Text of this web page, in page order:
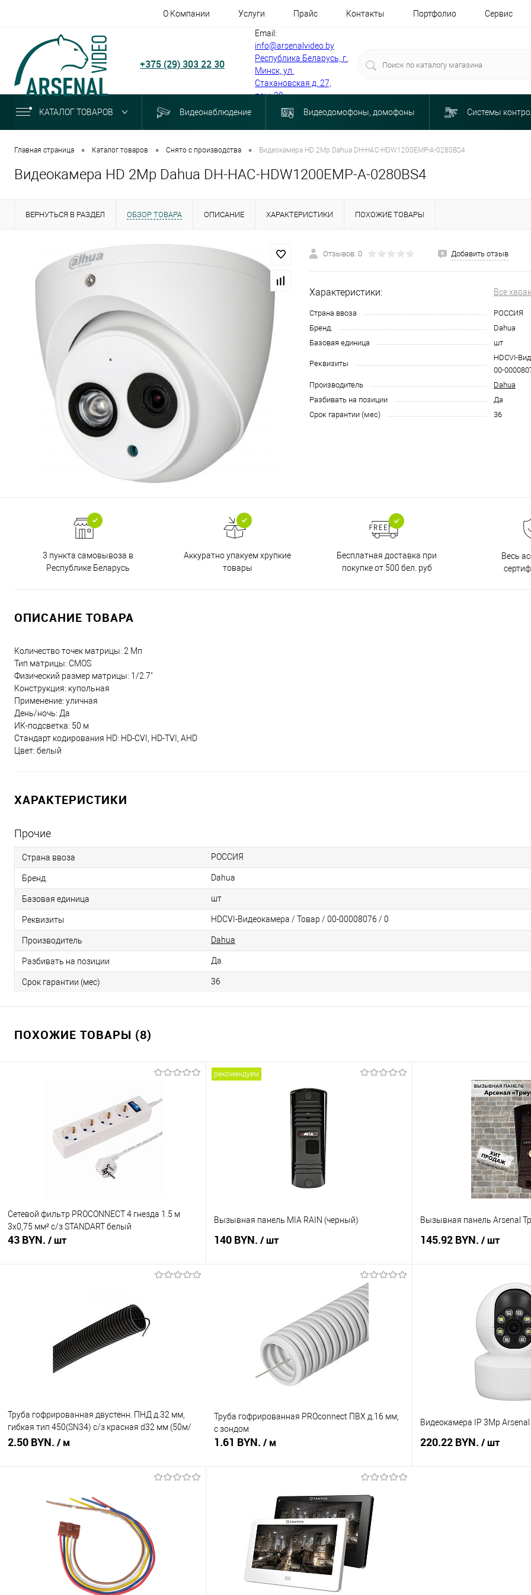
О Компании Услуги Прайс Контакты Портфолио Сервис
+375 (29) 303 22 30
Email:
info@arsenalvideo.by
Республика Беларусь, г.
Минск, ул.
Стахановская д. 27,
пом. 30
КАТАЛОГ ТОВАРОВ Видеонаблюдение Видеодомофоны, домофоны Системы
Главная страница • Каталог товаров • Снято с производства • Видеокамера HD 2Мр Dahua DH-HAC-HDW1200EMP-A-0280BS4
Видеокамера HD 2Мр Dahua DH-HAC-HDW1200EMP-A-0280BS4
ВЕРНУТЬСЯ В РАЗДЕЛ ОБЗОР ТОВАРА ОПИСАНИЕ ХАРАКТЕРИСТИКИ ПОХОЖИЕ ТОВАРЫ
Отзывов: 0 Добавить отзыв
Характеристики: Все
Страна ввоза
РОССИЯ
Бренд.
Dahua
Базовая единица
шт
Реквизиты
HDCVI-
00-
Производитель
Dahua
Разбивать на позиции
Да
Срок гарантии (мес)
36
3 пункта самовывоза в
Республике Беларусь
Аккуратно упакуем хрупкие
товары
Бесплатная доставка при
покупке от 500 бел. руб
Весь
ОПИСАНИЕ ТОВАРА
Количество точек матрицы: 2 Мп
Тип матрицы: CMOS
Физический размер матрицы: 1/2.7"
Конструкция: купольная
Применение: уличная
День/ночь: Да
ИК-подсветка: 50 м
Стандарт кодирования HD: HD-CVI, HD-TVI, AHD
Цвет: белый
ХАРАКТЕРИСТИКИ
Прочие
Страна ввоза РОССИЯ
Бренд. Dahua
Базовая единица шт
Реквизиты HDCVI-Видеокамера / Товар / 00-00008076 / 0
Производитель Dahua
Разбивать на позиции Да
Срок гарантии (мес) 36
ПОХОЖИЕ ТОВАРЫ (8)
Сетевой фильтр PROCONNECT 4 гнезда 1.5 м
3х0,75 мм² с/з STANDART белый
43 BYN. / шт
Сравнение
В наличии
рекомендуем
Вызывная панель MIA RAIN (черный)
140 BYN. / шт
Сравнение
В наличии
Вызывная панель Arsenal
145.92 BYN. / шт
В
Купить в 1 клик
Труба гофрированная двустенн. ПНД д.32 мм,
гибкая тип 450(SN34) с/з красная d32 мм (50м/
уп)
2.50 BYN. / м
Купить в 1 клик
Сравнение
В наличии
Труба гофрированная PROconnect ПВХ д.16 мм,
с зондом
1.61 BYN. / м
Купить в 1 клик
Сравнение
В избранное
В наличии
Видеокамера IP 3Mp
220.22 BYN. / шт